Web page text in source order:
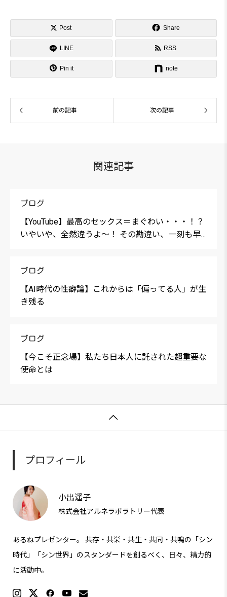
 Post  Share
LINE  RSS
 Pin it note
前の記事 次の記事
関連記事
ブログ
【YouTube】最高のセックス＝まぐわい・・・！？
いやいや、全然違うよ〜！ その勘違い、一刻も早
ブログ
【AI時代の性癖論】これからは「偏ってる人」が生
き残る
ブログ
【今こそ正念場】私たち日本人に託された超重要な
使命とは

プロフィール
小出遥子
株式会社アルネラボラトリー代表
あるねプレゼンター。 共存・共栄・共生・共同・共鳴の「シン
時代」「シン世界」のスタンダードを創るべく、日々、精力的
に活動中。